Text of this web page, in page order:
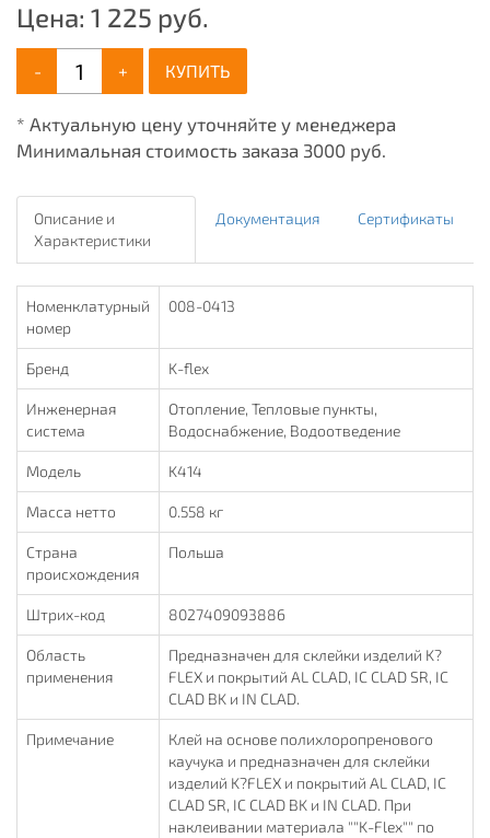
Цена: 1 225 руб.
- + КУПИТЬ
* Актуальную цену уточняйте у менеджера
Минимальная стоимость заказа 3000 руб.
Описание и
Характеристики
Документация Сертификаты
Номенклатурный
номер
008-0413
Бренд K-flex
Инженерная
система
Отопление, Тепловые пункты,
Водоснабжение, Водоотведение
Модель K414
Масса нетто 0.558 кг
Страна
происхождения
Польша
Штрих-код 8027409093886
Область
применения
Предназначен для склейки изделий K?
FLEX и покрытий AL CLAD, IC CLAD SR, IC
CLAD BK и IN CLAD.
Примечание
Клей на основе полихлоропренового
каучука и предназначен для склейки
изделий K?FLEX и покрытий AL CLAD, IC
CLAD SR, IC CLAD BK и IN CLAD. При
наклеивании материала ""K-Flex"" по